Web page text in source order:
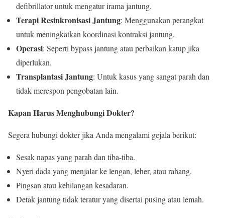
defibrillator untuk mengatur irama jantung.
Terapi Resinkronisasi Jantung: Menggunakan perangkat
untuk meningkatkan koordinasi kontraksi jantung.
Operasi: Seperti bypass jantung atau perbaikan katup jika
diperlukan.
Transplantasi Jantung: Untuk kasus yang sangat parah dan
tidak merespon pengobatan lain.
Kapan Harus Menghubungi Dokter?
Segera hubungi dokter jika Anda mengalami gejala berikut:
Sesak napas yang parah dan tiba-tiba.
Nyeri dada yang menjalar ke lengan, leher, atau rahang.
Pingsan atau kehilangan kesadaran.
Detak jantung tidak teratur yang disertai pusing atau lemah.